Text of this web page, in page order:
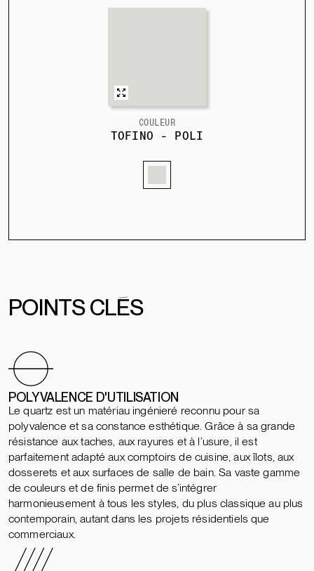
COULEUR
TOFINO - POLI
POINTS CLÉS
POLYVALENCE D'UTILISATION
Le quartz est un matériau ingénieré reconnu pour sa
polyvalence et sa constance esthétique. Grâce à sa grande
résistance aux taches, aux rayures et à l’usure, il est
parfaitement adapté aux comptoirs de cuisine, aux îlots, aux
dosserets et aux surfaces de salle de bain. Sa vaste gamme
de couleurs et de finis permet de s’intégrer
harmonieusement à tous les styles, du plus classique au plus
contemporain, autant dans les projets résidentiels que
commerciaux.